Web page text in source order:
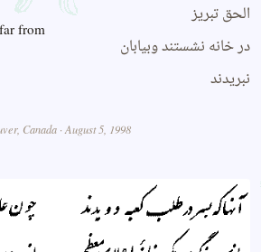
from
الحق تبریز
در خانه نشستند وبیابان
نبریدند
Canada · August 5, 1998